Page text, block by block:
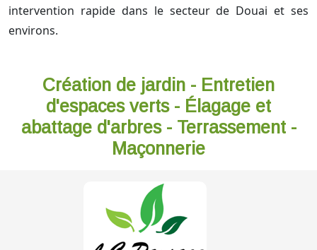
intervention rapide dans le secteur de Douai et ses
environs.
Création de jardin - Entretien
d'espaces verts - Élagage et
abattage d'arbres - Terrassement -
Maçonnerie